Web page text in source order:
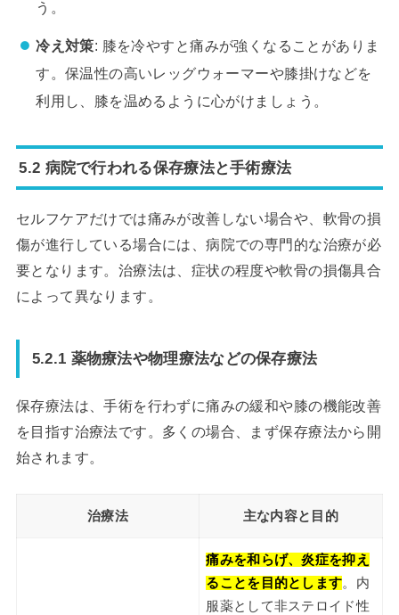
う。
冷え対策: 膝を冷やすと痛みが強くなることがありま
す。保温性の高いレッグウォーマーや膝掛けなどを
利用し、膝を温めるように心がけましょう。
5.2 病院で行われる保存療法と手術療法
セルフケアだけでは痛みが改善しない場合や、軟骨の損
傷が進行している場合には、病院での専門的な治療が必
要となります。治療法は、症状の程度や軟骨の損傷具合
によって異なります。
5.2.1 薬物療法や物理療法などの保存療法
保存療法は、手術を行わずに痛みの緩和や膝の機能改善
を目指す治療法です。多くの場合、まず保存療法から開
始されます。
治療法 主な内容と目的
痛みを和らげ、炎症を抑え
ることを目的とします。内
服薬として非ステロイド性